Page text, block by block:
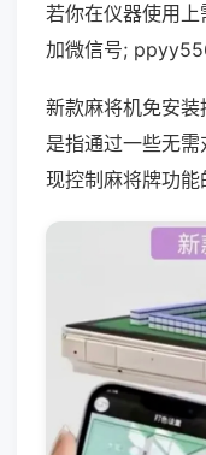
若你在仪器使用
加微信号;
新款麻将机免安
是指通过一些无
现控制麻将牌功能